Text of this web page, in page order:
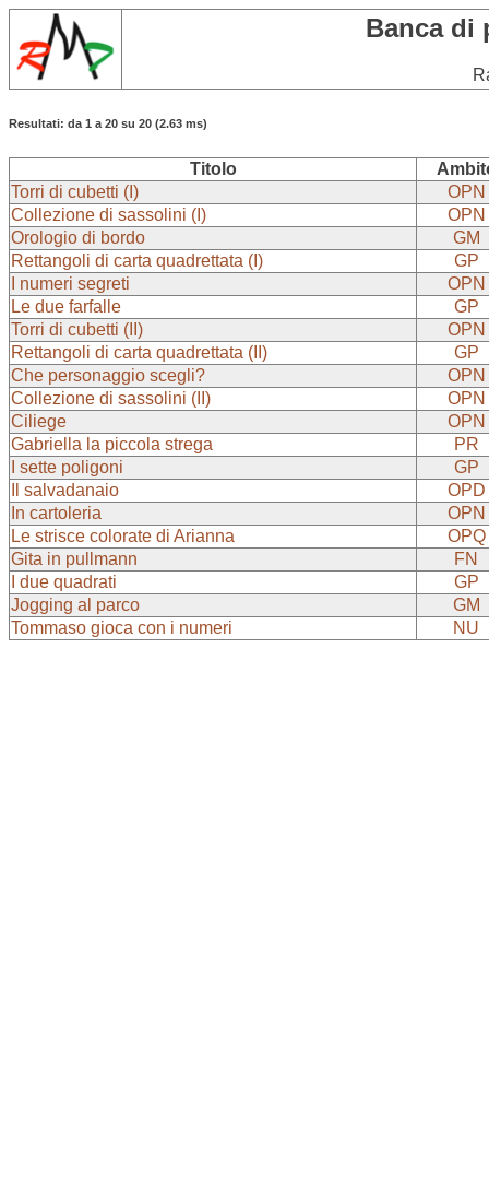
Banca di
Resultati: da 1 a 20 su 20 (2.63 ms)
Titolo
Torri di cubetti (I)
OPN
Collezione di sassolini (I)
OPN
Orologio di bordo
GM
Rettangoli di carta quadrettata (I)
GP
I numeri segreti
OPN
Le due farfalle
GP
Torri di cubetti (II)
OPN
Rettangoli di carta quadrettata (II)
GP
Che personaggio scegli?
OPN
Collezione di sassolini (II)
OPN
Ciliege
OPN
Gabriella la piccola strega
PR
I sette poligoni
GP
Il salvadanaio
OPD
In cartoleria
OPN
Le strisce colorate di Arianna
OPQ
Gita in pullmann
FN
I due quadrati
GP
Jogging al parco
GM
Tommaso gioca con i numeri
NU